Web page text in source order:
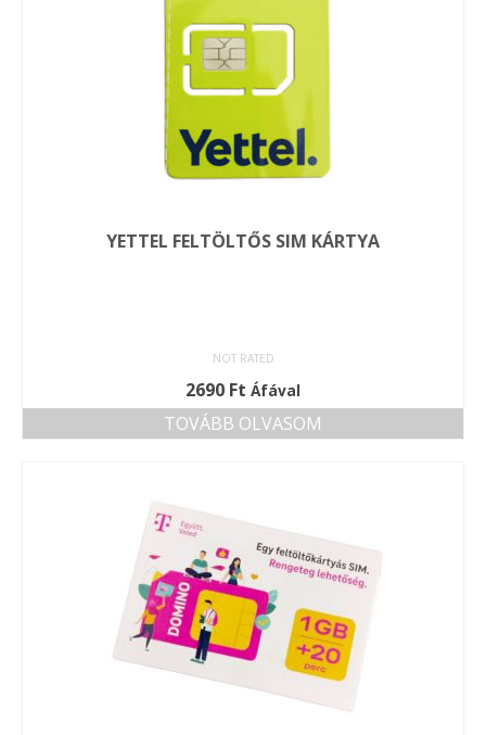
YETTEL FELTÖLTŐS SIM KÁRTYA
NOT RATED
2690 Ft Áfával
TOVÁBB OLVASOM